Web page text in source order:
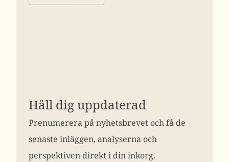
Håll dig uppdaterad
Prenumerera på nyhetsbrevet och få de
senaste inläggen, analyserna och
perspektiven direkt i din inkorg.